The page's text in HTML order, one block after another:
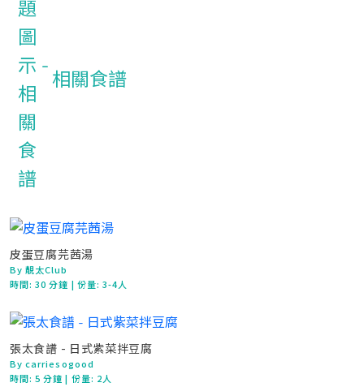
相關食譜
皮蛋豆腐芫茜湯
By 靚太Club
時間:30 分鐘 | 份量: 3-4人
張太食譜 - 日式紫菜拌豆腐
By carriesogood
時間:5 分鐘| 份量: 2人